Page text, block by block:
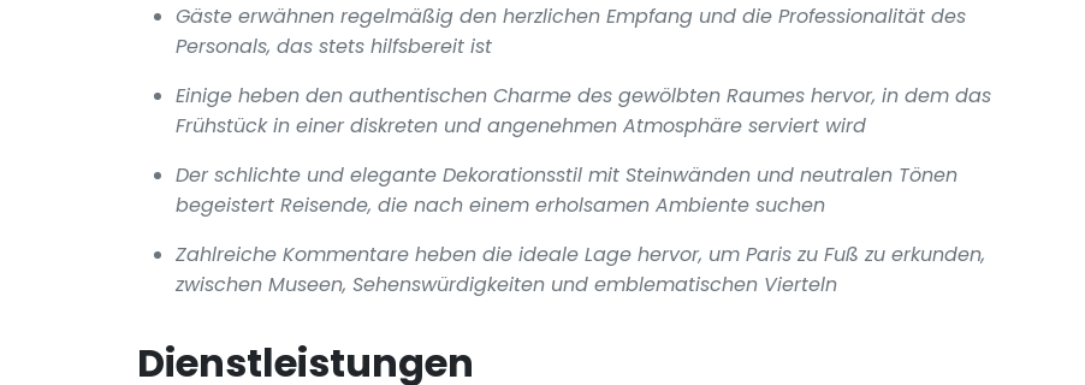
Gäste erwähnen regelmäßig den herzlichen Empfang und die Professionalität des
Personals, das stets hilfsbereit ist
Einige heben den authentischen Charme des gewölbten Raumes hervor, in dem das
Frühstück in einer diskreten und angenehmen Atmosphäre serviert wird
Der schlichte und elegante Dekorationsstil mit Steinwänden und neutralen Tönen
begeistert Reisende, die nach einem erholsamen Ambiente suchen
Zahlreiche Kommentare heben die ideale Lage hervor, um Paris zu Fuß zu erkunden,
zwischen Museen, Sehenswürdigkeiten und emblematischen Vierteln
Dienstleistungen